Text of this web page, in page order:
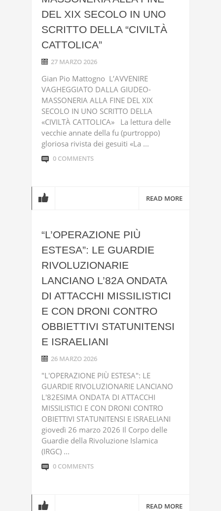
DEL XIX SECOLO IN UNO
SCRITTO DELLA “CIVILTÀ
CATTOLICA”
27 MARZO 2026
Gian Pio Mattogno L’AVVENIRE
VAGHEGGIATO DALLA GIUDEO-
MASSONERIA ALLA FINE DEL XIX
SECOLO IN UNO SCRITTO DELLA
«CIVILTÀ CATTOLICA» La lettura delle
vecchie annate della fu (purtroppo)
gloriosa rivista dei gesuiti «La ...
0 COMMENTS
READ MORE
“L’OPERAZIONE PIÙ
ESTESA”: LE GUARDIE
RIVOLUZIONARIE
LANCIANO L’82A ONDATA
DI ATTACCHI MISSILISTICI
E CON DRONI CONTRO
OBBIETTIVI STATUNITENSI
E ISRAELIANI
26 MARZO 2026
"L'OPERAZIONE PIÙ ESTESA": LE
GUARDIE RIVOLUZIONARIE LANCIANO
L'82ESIMA ONDATA DI ATTACCHI
MISSILISTICI E CON DRONI CONTRO
OBIETTIVI STATUNITENSI E ISRAELIANI
giovedì 26 marzo 2026 Il Corpo delle
Guardie della Rivoluzione Islamica
(IRGC) ...
0 COMMENTS
READ MORE